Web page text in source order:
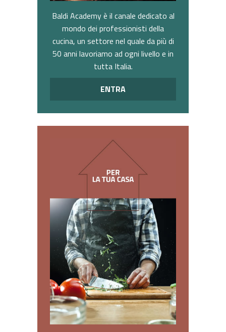
Baldi Academy è il canale dedicato al
mondo dei professionisti della
cucina, un settore nel quale da più di
50 anni lavoriamo ad ogni livello e in
tutta Italia.
ENTRA